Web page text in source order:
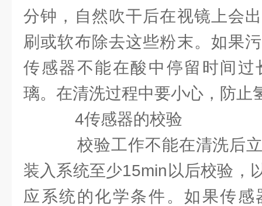
分钟，自然吹干后在视镜上会
刷或软布除去这些粉末。如果
传感器不能在酸中停留时间过
璃。在清洗过程中要小心，防止
4传感器的校验
校验工作不能在清洗后
装入系统至少15min以后校验，
应系统的化学条件。如果传